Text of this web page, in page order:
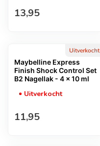
Normale prijs
13,95
Uitverkocht
Maybelline Express
Finish Shock Control Set
B2 Nagellak - 4 x 10 ml
Uitverkocht
Normale prijs
11,95